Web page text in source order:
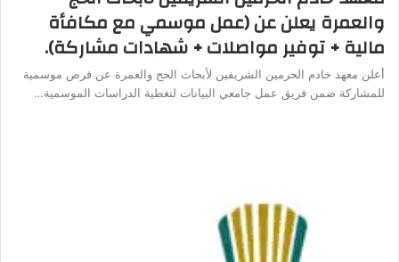
والعمرة يعلن عن (عمل موسمي مع مكافأة
مالية + توفير مواصلات + شهادات مشاركة).
أعلن معهد خادم الحرمين الشريفين لأبحاث الحج والعمرة عن فرص موسمية
للمشاركة ضمن فريق عمل جامعي البيانات لتغطية الدراسات الموسمية…